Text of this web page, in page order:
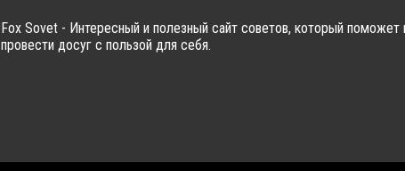
Fox Sovet - Интересный и полезный сайт советов, который поможет
провести досуг с пользой для себя.